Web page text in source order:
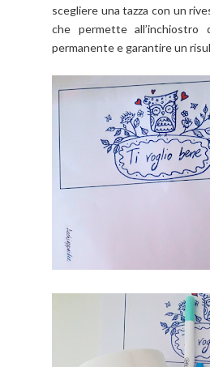
scegliere una tazza con un
che permette all’inchiostro
permanente e garantire un